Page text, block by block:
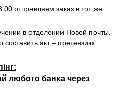
отправляем заказ в тот же
в отделении Новой почты.
акт – претензию.
любого банка через